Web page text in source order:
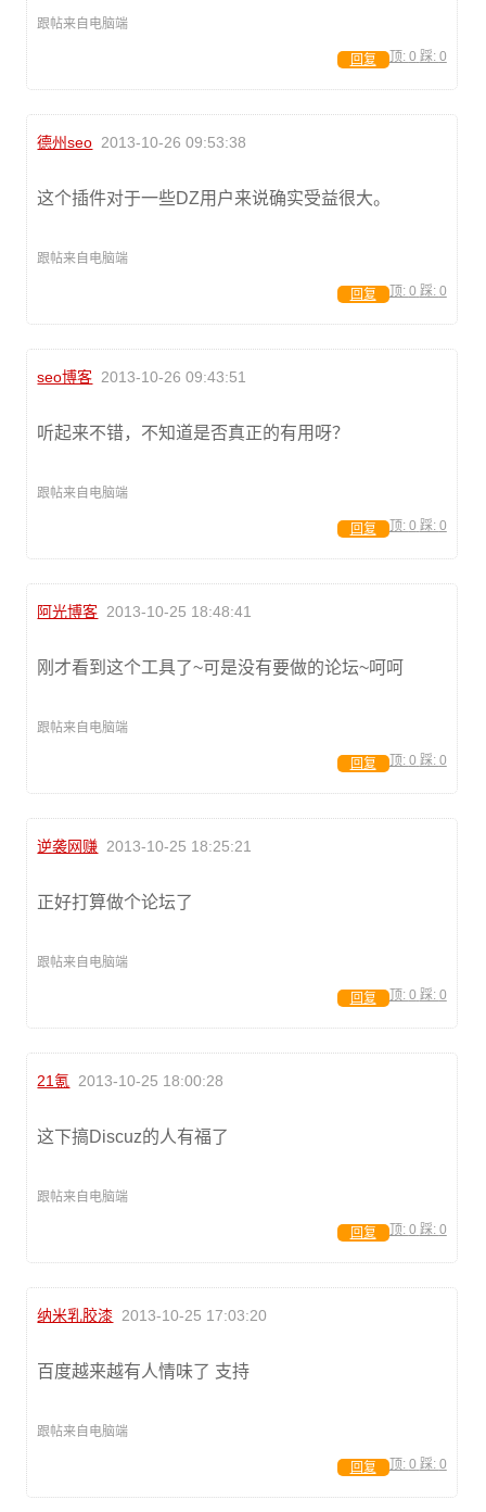
跟帖来自电脑端
顶: 0 踩: 0
回复
德州seo 2013-10-26 09:53:38
这个插件对于一些DZ用户来说确实受益很大。
跟帖来自电脑端
顶: 0 踩: 0
回复
seo博客 2013-10-26 09:43:51
听起来不错，不知道是否真正的有用呀？
跟帖来自电脑端
顶: 0 踩: 0
回复
阿光博客 2013-10-25 18:48:41
刚才看到这个工具了~可是没有要做的论坛~呵呵
跟帖来自电脑端
顶: 0 踩: 0
回复
逆袭网赚 2013-10-25 18:25:21
正好打算做个论坛了
跟帖来自电脑端
顶: 0 踩: 0
回复
21氪 2013-10-25 18:00:28
这下搞Discuz的人有福了
跟帖来自电脑端
顶: 0 踩: 0
回复
纳米乳胶漆 2013-10-25 17:03:20
百度越来越有人情味了 支持
跟帖来自电脑端
顶: 0 踩: 0
回复